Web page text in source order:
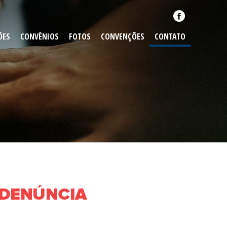
CONVÊNIOS FOTOS CONVENÇÕES CONTATO